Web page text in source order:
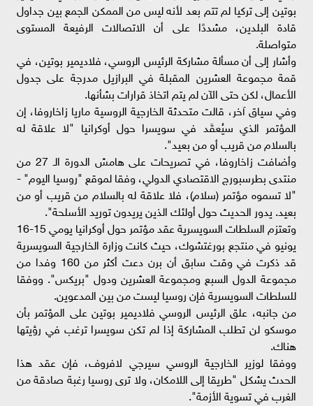
بوتين إلى تركيا لم تتم بعد لأنه ليس من الممكن الجمع بين جداول
قادة البلدين، مشددًا على أن الاتصالات الرفيعة المستوى
متواصلة.
وأشار إلى أن مسألة مشاركة الرئيس الروسي، فلاديمير بوتين، في
قمة مجموعة العشرين المقبلة في البرازيل مدرجة على جدول
الأعمال، لكن حتى الآن لم يتم اتخاذ قرارات بشأنها.
وفي سياق آخر، قالت متحدثة الخارجية الروسية ماريا زاخاروفا، إن
المؤتمر الذي سيُعقَد في سويسرا حول أوكرانيا "لا علاقة له
بالسلام من قريب أو من بعيد".
وأضافت زاخاروفا، في تصريحات على هامش الدورة الـ 27 من
منتدى بطرسبورج الاقتصادي الدولي، وفقا لموقع "روسيا اليوم" -
"لا تسموه مؤتمر (سلام)، فلا علاقة له بالسلام من قريب أو من
بعيد. يدور الحديث حول أولئك الذين يريدون توريد الأسلحة".
وتعتزم السلطات السويسرية عقد مؤتمر حول أوكرانيا يومي 15-16
يونيو في منتجع بورغتشوك، حيث كانت وزارة الخارجية السويسرية
قد ذكرت في وقت سابق أن برن دعت أكثر من 160 وفدا من
مجموعة الدول السبع ومجموعة العشرين ودول "بريكس". ووفقا
للسلطات السويسرية فإن روسيا ليست من بين المدعوين.
من جانبه، علق الرئيس الروسي فلاديمير بوتين على المؤتمر بأن
موسكو لن تطلب المشاركة إذا لم تكن سويسرا ترغب في رؤيتها
هناك.
ووفقا لوزير الخارجية الروسي سيرجي لافروف، فإن عقد هذا
الحدث يشكل "طريقا إلى اللامكان، ولا ترى روسيا رغبة صادقة من
الغرب في تسوية الأزمة".